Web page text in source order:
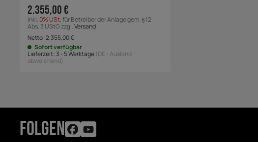
2.355,00 €
inkl. 0% USt.für Betreiber der Anlage gem. § 12
Abs. 3 UStG zzgl.Versand
Netto:2.355,00€
Sofort verfügbar
Lieferzeit:3 - 5 Werktage (DE - Ausland
abweichend)
FOLGEN